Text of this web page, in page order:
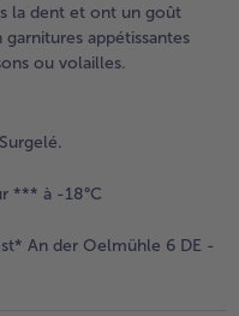
la dent et ont un goût
appétissantes
ou volailles.
*** à -18°C
An der Oelmühle 6 DE -